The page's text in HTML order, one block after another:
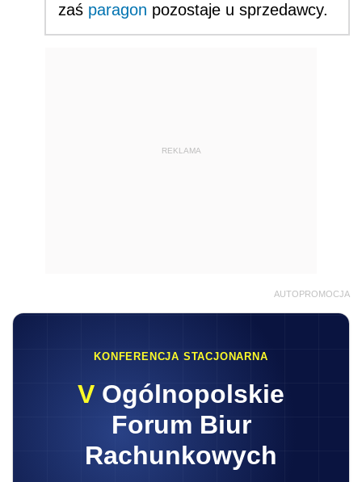
zaś paragon pozostaje u sprzedawcy.
REKLAMA
AUTOPROMOCJA
KONFERENCJA STACJONARNA
V Ogólnopolskie
Forum Biur
Rachunkowych